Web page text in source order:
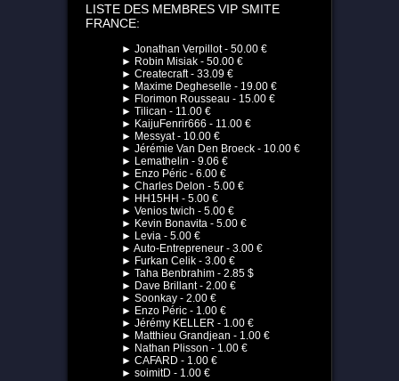
LISTE DES MEMBRES VIP SMITE
FRANCE:
► Jonathan Verpillot - 50.00 €
► Robin Misiak - 50.00 €
► Createcraft - 33.09 €
► Maxime Degheselle - 19.00 €
► Florimon Rousseau - 15.00 €
► Tilican - 11.00 €
► KaijuFenrir666 - 11.00 €
► Messyat - 10.00 €
► Jérémie Van Den Broeck - 10.00 €
► Lemathelin - 9.06 €
► Enzo Péric - 6.00 €
► Charles Delon - 5.00 €
► HH15HH - 5.00 €
► Venios twich - 5.00 €
► Kevin Bonavita - 5.00 €
► Levia - 5.00 €
► Auto-Entrepreneur - 3.00 €
► Furkan Celik - 3.00 €
► Taha Benbrahim - 2.85 $
► Dave Brillant - 2.00 €
► Soonkay - 2.00 €
► Enzo Péric - 1.00 €
► Jérémy KELLER - 1.00 €
► Matthieu Grandjean - 1.00 €
► Nathan Plisson - 1.00 €
► CAFARD - 1.00 €
► soimitD - 1.00 €